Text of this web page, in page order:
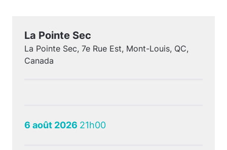
La Pointe Sec
La Pointe Sec, 7e Rue Est, Mont-Louis, QC,
Canada
6 août 2026 21h00